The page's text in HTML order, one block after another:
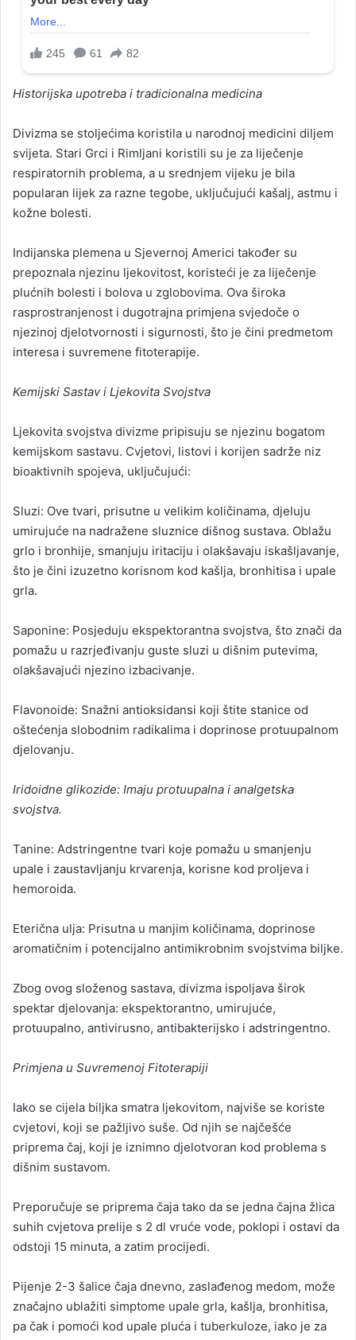
Historijska upotreba i tradicionalna medicina
Divizma se stoljećima koristila u narodnoj medicini diljem
svijeta. Stari Grci i Rimljani koristili su je za liječenje
respiratornih problema, a u srednjem vijeku je bila
popularan lijek za razne tegobe, uključujući kašalj, astmu i
kožne bolesti.
Indijanska plemena u Sjevernoj Americi također su
prepoznala njezinu ljekovitost, koristeći je za liječenje
plućnih bolesti i bolova u zglobovima. Ova široka
rasprostranjenost i dugotrajna primjena svjedoče o
njezinoj djelotvornosti i sigurnosti, što je čini predmetom
interesa i suvremene fitoterapije.
Kemijski Sastav i Ljekovita Svojstva
Ljekovita svojstva divizme pripisuju se njezinu bogatom
kemijskom sastavu. Cvjetovi, listovi i korijen sadrže niz
bioaktivnih spojeva, uključujući:
Sluzi: Ove tvari, prisutne u velikim količinama, djeluju
umirujuće na nadražene sluznice dišnog sustava. Oblažu
grlo i bronhije, smanjuju iritaciju i olakšavaju iskašljavanje,
što je čini izuzetno korisnom kod kašlja, bronhitisa i upale
grla.
Saponine: Posjeduju ekspektorantna svojstva, što znači da
pomažu u razrjeđivanju guste sluzi u dišnim putevima,
olakšavajući njezino izbacivanje.
Flavonoide: Snažni antioksidansi koji štite stanice od
oštećenja slobodnim radikalima i doprinose protuupalnom
djelovanju.
Iridoidne glikozide: Imaju protuupalna i analgetska
svojstva.
Tanine: Adstringentne tvari koje pomažu u smanjenju
upale i zaustavljanju krvarenja, korisne kod proljeva i
hemoroida.
Eterična ulja: Prisutna u manjim količinama, doprinose
aromatičnim i potencijalno antimikrobnim svojstvima biljke.
Zbog ovog složenog sastava, divizma ispoljava širok
spektar djelovanja: ekspektorantno, umirujuće,
protuupalno, antivirusno, antibakterijsko i adstringentno.
Primjena u Suvremenoj Fitoterapiji
Iako se cijela biljka smatra ljekovitom, najviše se koriste
cvjetovi, koji se pažljivo suše. Od njih se najčešće
priprema čaj, koji je iznimno djelotvoran kod problema s
dišnim sustavom.
Preporučuje se priprema čaja tako da se jedna čajna žlica
suhih cvjetova prelije s 2 dl vruće vode, poklopi i ostavi da
odstoji 15 minuta, a zatim procijedi.
Pijenje 2-3 šalice čaja dnevno, zaslađenog medom, može
značajno ublažiti simptome upale grla, kašlja, bronhitisa,
pa čak i pomoći kod upale pluća i tuberkuloze, iako je za